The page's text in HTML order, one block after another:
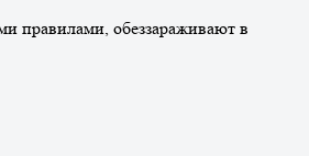
правилами, обеззараживают в